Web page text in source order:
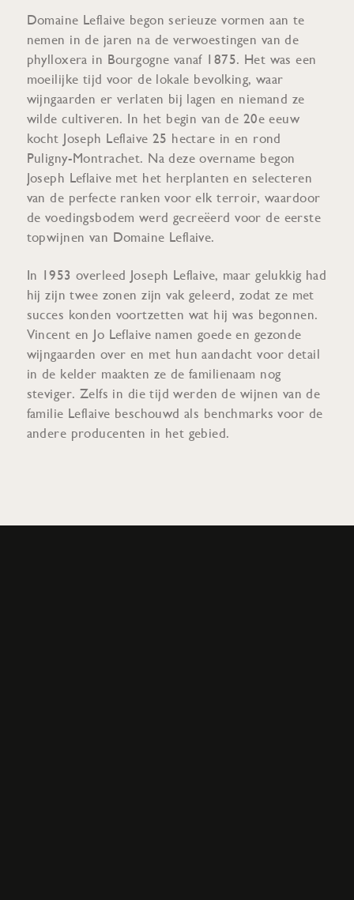
Domaine Leflaive begon serieuze vormen aan te
nemen in de jaren na de verwoestingen van de
phylloxera in Bourgogne vanaf 1875. Het was een
moeilijke tijd voor de lokale bevolking, waar
wijngaarden er verlaten bij lagen en niemand ze
wilde cultiveren. In het begin van de 20e eeuw
kocht Joseph Leflaive 25 hectare in en rond
Puligny-Montrachet. Na deze overname begon
Joseph Leflaive met het herplanten en selecteren
van de perfecte ranken voor elk terroir, waardoor
de voedingsbodem werd gecreëerd voor de eerste
topwijnen van Domaine Leflaive.
In 1953 overleed Joseph Leflaive, maar gelukkig had
hij zijn twee zonen zijn vak geleerd, zodat ze met
succes konden voortzetten wat hij was begonnen.
Vincent en Jo Leflaive namen goede en gezonde
wijngaarden over en met hun aandacht voor detail
in de kelder maakten ze de familienaam nog
steviger. Zelfs in die tijd werden de wijnen van de
familie Leflaive beschouwd als benchmarks voor de
andere producenten in het gebied.